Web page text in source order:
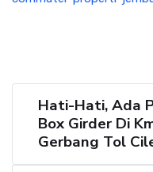
Hati-Hati, Ada
Box Girder Di
Gerbang Tol